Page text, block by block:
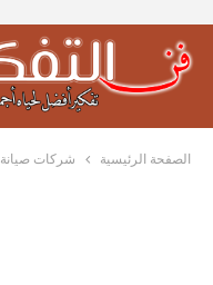
الصفحة الرئيسية شركات صيانة